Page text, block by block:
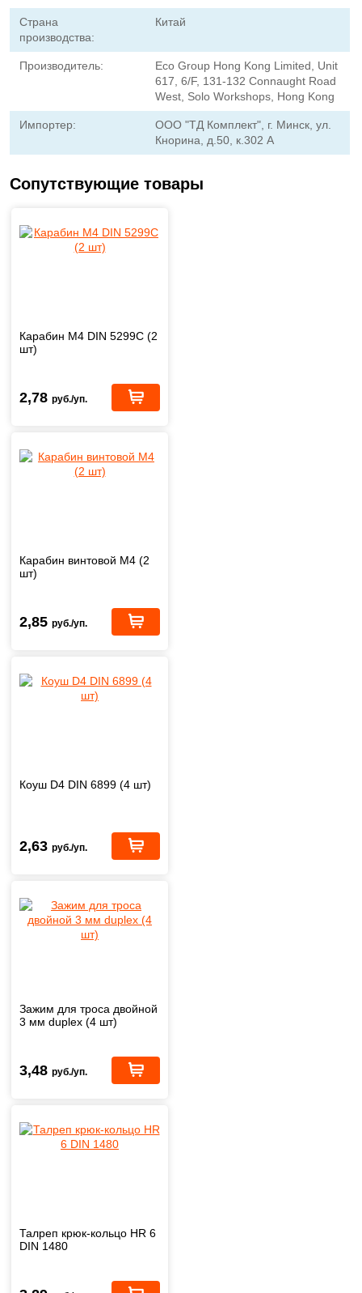
Страна
производства:
Китай
Производитель:
Eco Group Hong Kong Limited, Unit
617, 6/F, 131-132 Connaught Road
West, Solo Workshops, Hong Kong
Импортер:
ООО "ТД Комплект", г. Минск, ул.
Кнорина, д.50, к.302 А
Сопутствующие товары
Карабин М4 DIN 5299C (2
шт)
2,78 руб./уп.
Карабин винтовой М4 (2
шт)
2,85 руб./уп.
Коуш D4 DIN 6899 (4 шт)
2,63 руб./уп.
Зажим для троса двойной
3 мм duplex (4 шт)
3,48 руб./уп.
Талреп крюк-кольцо HR 6
DIN 1480